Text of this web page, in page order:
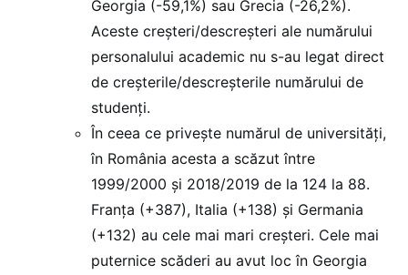
Georgia (-59,1%) sau Grecia (-26,2%).
Aceste creșteri/descreșteri ale numărului
personalului academic nu s-au legat direct
de creșterile/descreșterile numărului de
studenți.
În ceea ce privește numărul de universități,
în România acesta a scăzut între
1999/2000 și 2018/2019 de la 124 la 88.
Franța (+387), Italia (+138) și Germania
(+132) au cele mai mari creșteri. Cele mai
puternice scăderi au avut loc în Georgia